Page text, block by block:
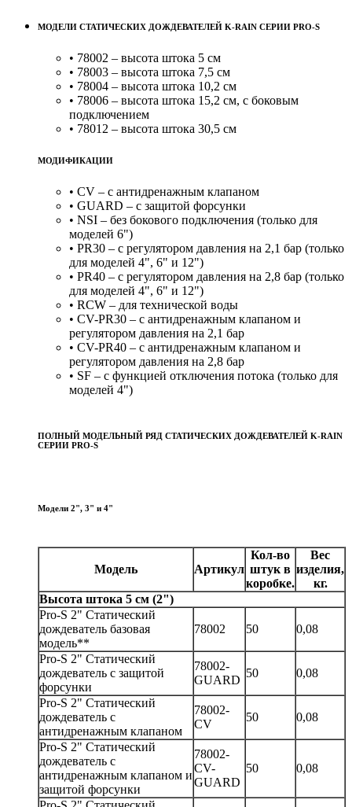
МОДЕЛИ СТАТИЧЕСКИХ ДОЖДЕВАТЕЛЕЙ K-RAIN СЕРИИ PRO-S
• 78002 – высота штока 5 см
• 78003 – высота штока 7,5 см
• 78004 – высота штока 10,2 см
• 78006 – высота штока 15,2 см, с боковым
подключением
• 78012 – высота штока 30,5 см
МОДИФИКАЦИИ
• CV – с антидренажным клапаном
• GUARD – с защитой форсунки
• NSI – без бокового подключения (только для
моделей 6")
• PR30 – с регулятором давления на 2,1 бар (только
для моделей 4", 6" и 12")
• PR40 – с регулятором давления на 2,8 бар (только
для моделей 4", 6" и 12")
• RCW – для технической воды
• CV-PR30 – с антидренажным клапаном и
регулятором давления на 2,1 бар
• CV-PR40 – с антидренажным клапаном и
регулятором давления на 2,8 бар
• SF – с функцией отключения потока (только для
моделей 4")
ПОЛНЫЙ МОДЕЛЬНЫЙ РЯД СТАТИЧЕСКИХ ДОЖДЕВАТЕЛЕЙ K-RAIN
СЕРИИ PRO-S
Модели 2", 3" и 4"
Модель Артикул
Кол-во
штук в
коробке.
Вес
изделия,
кг.
Высота штока 5 см (2")
Pro-S 2" Статический
дождеватель базовая
модель**
78002 50 0,08
Pro-S 2" Статический
дождеватель с защитой
форсунки
78002-
GUARD
50 0,08
Pro-S 2" Статический
дождеватель с
антидренажным клапаном
78002-
CV
50 0,08
Pro-S 2" Статический
дождеватель с
антидренажным клапаном и
защитой форсунки
78002-
CV-
GUARD
50 0,08